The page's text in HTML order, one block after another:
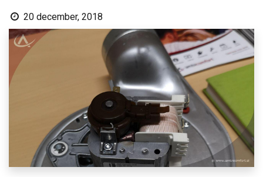
20 december, 2018